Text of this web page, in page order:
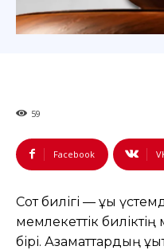
59
Facebook
Сот билігі — құқық
мемлекеттік
бірі. Азаматтардың